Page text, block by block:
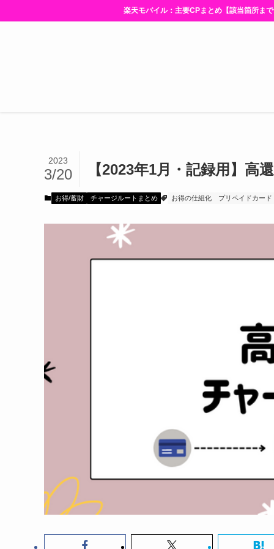
楽天モバイル：主要CPまとめ【該当箇所までスクロ
【2023年1月・記録用】
2023
3/20
お得/蓄財 チャージルートまとめ お得の仕組化 プリペイドカード